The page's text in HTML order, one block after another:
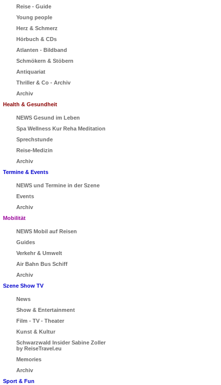
Reise - Guide
Young people
Herz & Schmerz
Hörbuch & CDs
Atlanten - Bildband
Schmökern & Stöbern
Antiquariat
Thriller & Co - Archiv
Archiv
Health & Gesundheit
NEWS Gesund im Leben
Spa Wellness Kur Reha Meditation
Sprechstunde
Reise-Medizin
Archiv
Termine & Events
NEWS und Termine in der Szene
Events
Archiv
Mobilität
NEWS Mobil auf Reisen
Guides
Verkehr & Umwelt
Air Bahn Bus Schiff
Archiv
Szene Show TV
News
Show & Entertainment
Film - TV - Theater
Kunst & Kultur
Schwarzwald Insider Sabine Zoller
by ReiseTravel.eu
Memories
Archiv
Sport & Fun